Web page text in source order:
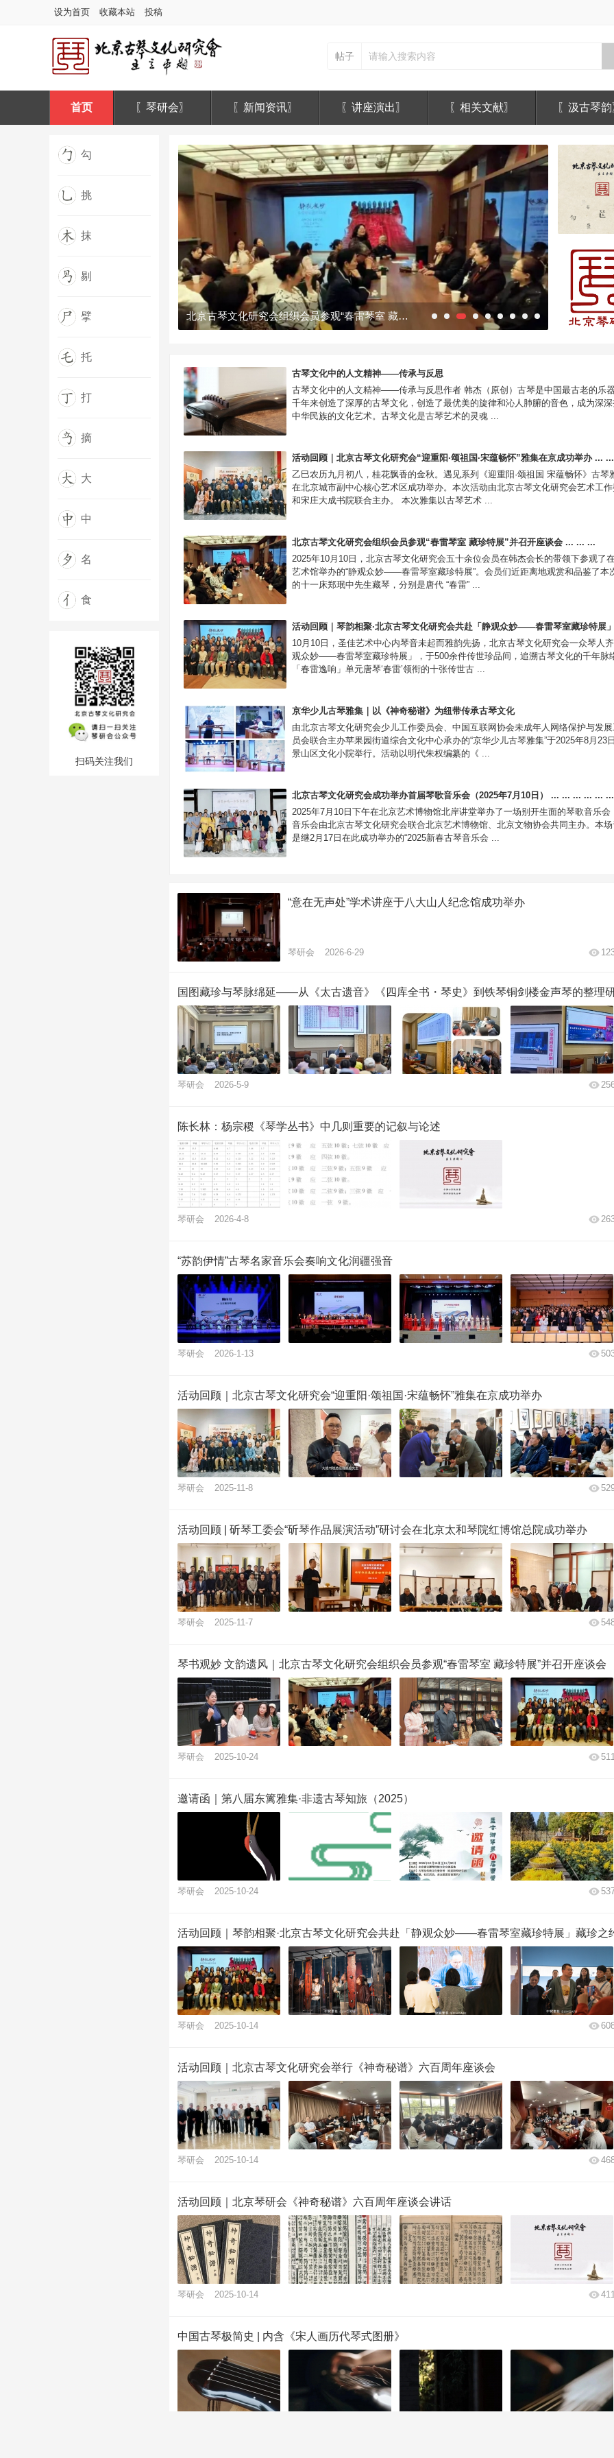
设为首页 收藏本站 投稿
帖子
首页 〖琴研会〗 〖新闻资讯〗 〖讲座演出〗 〖相关文献〗 〖汲古琴韵
勾
挑
抹
剔
擘
托
打
摘
大
中
名
食
扫码关注我们
活动回顾｜琴韵相聚·北京古琴文化研究会共赴「静观众妙——春雷琴室藏珍特展」 ...
古琴文化中的人文精神——传承与反思
古琴文化中的人文精神——传承与反思作者 韩杰（原创）古琴是中国最古老的乐
千年来创造了深厚的古琴文化，创造了最优美的旋律和沁人肺腑的音色，成为深
中华民族的文化艺术。古琴文化是古琴艺术的灵魂 ...
活动回顾｜北京古琴文化研究会“迎重阳·颂祖国·宋蕴畅怀”雅集在京成功举办 ... ...
乙巳农历九月初八，桂花飘香的金秋。遇见系列《迎重阳·颂祖国 宋蕴畅怀》古琴
在北京城市副中心核心艺术区成功举办。本次活动由北京古琴文化研究会艺术工
和宋庄大成书院联合主办。 本次雅集以古琴艺术 ...
北京古琴文化研究会组织会员参观“春雷琴室 藏珍特展”并召开座谈会 ... ... ...
2025年10月10日，北京古琴文化研究会五十余位会员在韩杰会长的带领下参观了
艺术馆举办的“静观众妙——春雷琴室藏珍特展”。会员们近距离地观赏和品鉴了本
的十一床郑珉中先生藏琴，分别是唐代 “春雷” ...
活动回顾｜琴韵相聚·北京古琴文化研究会共赴「静观众妙——春雷琴室藏珍特展
10月10日，圣佳艺术中心内琴音未起而雅韵先扬，北京古琴文化研究会一众琴人
观众妙——春雷琴室藏珍特展」，于500余件传世珍品间，追溯古琴文化的千年脉
「春雷逸响」单元唐琴‘春雷’领衔的十张传世古 ...
京华少儿古琴雅集｜以《神奇秘谱》为纽带传承古琴文化
由北京古琴文化研究会少儿工作委员会、中国互联网协会未成年人网络保护与发
员会联合主办苹果园街道综合文化中心承办的“京华少儿古琴雅集”于2025年8月23
景山区文化小院举行。活动以明代朱权编纂的《 ...
北京古琴文化研究会成功举办首届琴歌音乐会（2025年7月10日） ... ... ... ... ... ...
2025年7月10日下午在北京艺术博物馆北岸讲堂举办了一场别开生面的琴歌音乐会
音乐会由北京古琴文化研究会联合北京艺术博物馆、北京文物协会共同主办。本
是继2月17日在此成功举办的“2025新春古琴音乐会 ...
“意在无声处”学术讲座于八大山人纪念馆成功举办
琴研会 2026-6-29
国图藏珍与琴脉绵延——从《太古遗音》《四库全书・琴史》到铁琴铜剑楼金声琴的整理
琴研会 2026-5-9
陈长林：杨宗稷《琴学丛书》中几则重要的记叙与论述
琴研会 2026-4-8
“苏韵伊情”古琴名家音乐会奏响文化润疆强音
琴研会 2026-1-13
活动回顾｜北京古琴文化研究会“迎重阳·颂祖国·宋蕴畅怀”雅集在京成功举办
琴研会 2025-11-8
活动回顾 | 斫琴工委会“斫琴作品展演活动”研讨会在北京太和琴院红博馆总院成功举办
琴研会 2025-11-7
琴书观妙 文韵遗风｜北京古琴文化研究会组织会员参观“春雷琴室 藏珍特展”并召开座谈会
琴研会 2025-10-24
邀请函｜第八届东篱雅集·非遗古琴知旅（2025）
琴研会 2025-10-24
活动回顾｜琴韵相聚·北京古琴文化研究会共赴「静观众妙——春雷琴室藏珍特展」藏珍之
琴研会 2025-10-14
活动回顾｜北京古琴文化研究会举行《神奇秘谱》六百周年座谈会
琴研会 2025-10-14
活动回顾｜北京琴研会《神奇秘谱》六百周年座谈会讲话
琴研会 2025-10-14
中国古琴极简史 | 内含《宋人画历代琴式图册》